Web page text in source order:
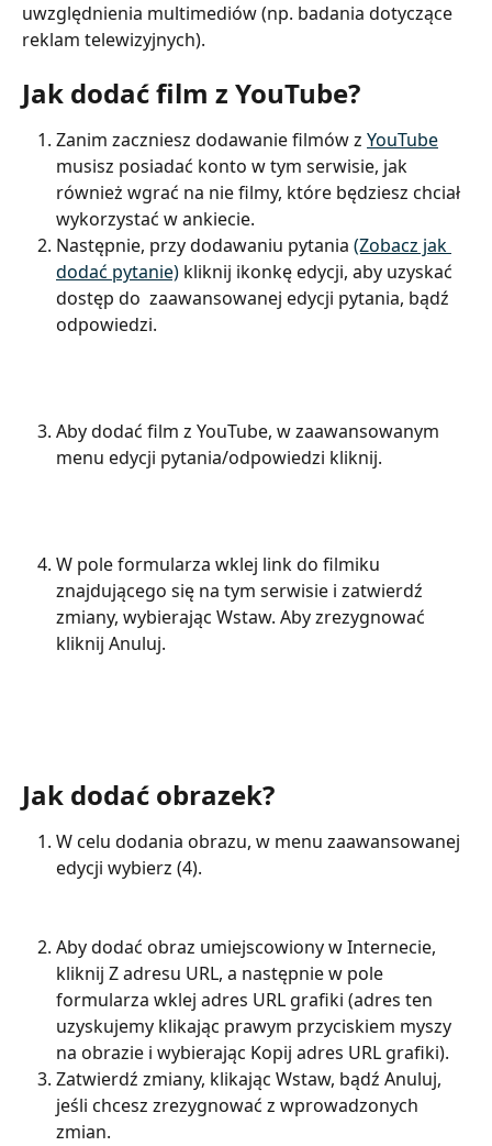
uwzględnienia multimediów (np. badania dotyczące
reklam telewizyjnych).
Jak dodać film z YouTube?
Zanim zaczniesz dodawanie filmów z YouTube
musisz posiadać konto w tym serwisie, jak
również wgrać na nie filmy, które będziesz chciał
wykorzystać w ankiecie.
Następnie, przy dodawaniu pytania (Zobacz jak
dodać pytanie) kliknij ikonkę edycji, aby uzyskać
dostęp do  zaawansowanej edycji pytania, bądź
odpowiedzi.
Aby dodać film z YouTube, w zaawansowanym
menu edycji pytania/odpowiedzi kliknij.
W pole formularza wklej link do filmiku
znajdującego się na tym serwisie i zatwierdź
zmiany, wybierając Wstaw. Aby zrezygnować
kliknij Anuluj.
Jak dodać obrazek?
W celu dodania obrazu, w menu zaawansowanej
edycji wybierz (4).
Aby dodać obraz umiejscowiony w Internecie,
kliknij Z adresu URL, a następnie w pole
formularza wklej adres URL grafiki (adres ten
uzyskujemy klikając prawym przyciskiem myszy
na obrazie i wybierając Kopij adres URL grafiki).
Zatwierdź zmiany, klikając Wstaw, bądź Anuluj,
jeśli chcesz zrezygnować z wprowadzonych
zmian.